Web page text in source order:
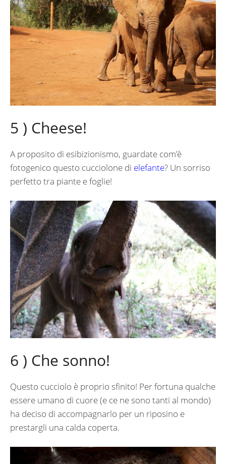
5 ) Cheese!
A proposito di esibizionismo, guardate com’è
fotogenico questo cucciolone di elefante? Un sorriso
perfetto tra piante e foglie!
6 ) Che sonno!
Questo cucciolo è proprio sfinito! Per fortuna qualche
essere umano di cuore (e ce ne sono tanti al mondo)
ha deciso di accompagnarlo per un riposino e
prestargli una calda coperta.